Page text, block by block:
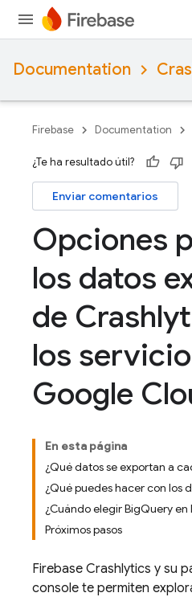
Documentation
Firebase Documentation
¿Te ha resultado útil?
Enviar comentarios
Opciones
los datos
de
los
Google
En esta página
¿Qué datos se exportan a
¿Qué puedes hacer con los
¿Cuándo elegir BigQuery
Próximos pasos
Firebase Crashlytics y su
console te permiten